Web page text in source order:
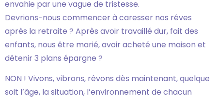
envahie par une vague de tristesse.
Devrions-nous commencer à caresser nos rêves
après la retraite ? Après avoir travaillé dur, fait des
enfants, nous être marié, avoir acheté une maison et
détenir 3 plans épargne ?
NON ! Vivons, vibrons, rêvons dès maintenant, quelque
soit l’âge, la situation, l’environnement de chacun